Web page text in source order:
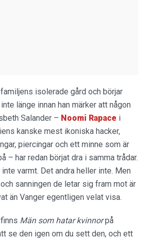
isolerade gård och börjar
länge innan han märker att någon
Salander – Noomi Rapace i
kanske mest ikoniska hacker,
piercingar och ett minne som är
– har redan börjat dra i samma trådar.
varmt. Det andra heller inte. Men
sanningen de letar sig fram mot är
än Vanger egentligen velat visa.
finns Män som hatar kvinnorpå
se den igen om du sett den, och ett